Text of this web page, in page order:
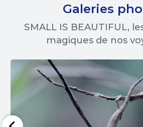
Galeries
SMALL IS BEAUTIFUL,
magiques de nos